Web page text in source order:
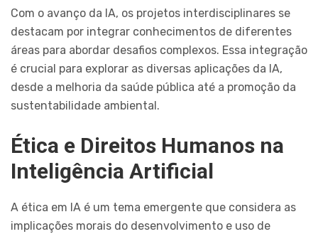
Com o avanço da IA, os projetos interdisciplinares se
destacam por integrar conhecimentos de diferentes
áreas para abordar desafios complexos. Essa integração
é crucial para explorar as diversas aplicações da IA,
desde a melhoria da saúde pública até a promoção da
sustentabilidade ambiental.
Ética e Direitos Humanos na
Inteligência Artificial
A ética em IA é um tema emergente que considera as
implicações morais do desenvolvimento e uso de